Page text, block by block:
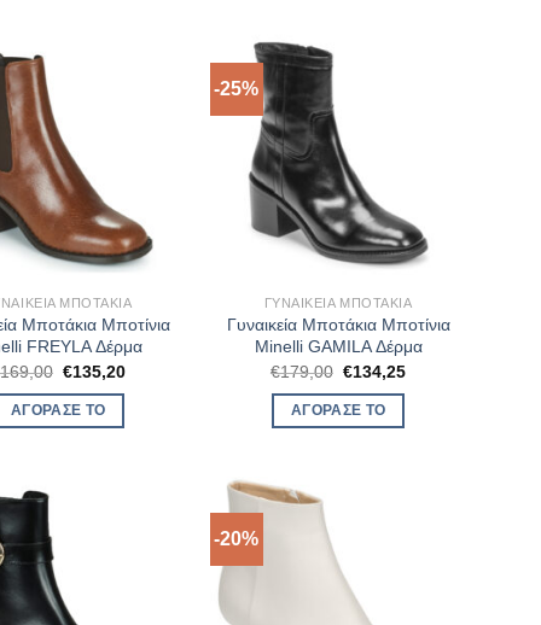
ΜΠΟΤΆΚΙΑ
Μποτάκια Μποτίνια
FREYLA Δέρμα
169,00 Original
was:
€169,00.
€135,20Η
ΑΓΌΡΑΣΈ ΤΟ
-25%
ΓΥΝΑΙΚΕΊΑ ΜΠΟΤΆΚΙΑ
Γυναικεία Μποτάκια Μποτίνια
Minelli GAMILA Δέρμα
€179,00 Original
was:
€179,00.
€134,25Η
ΑΓΌΡΑΣΈ ΤΟ
-20%